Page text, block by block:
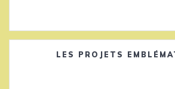
LES PROJETS